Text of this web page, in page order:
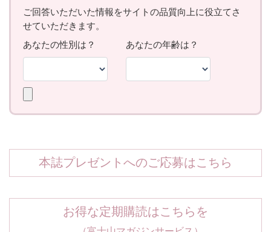
本誌プレゼントへのご応募はこちら
お得な定期購読はこちらを